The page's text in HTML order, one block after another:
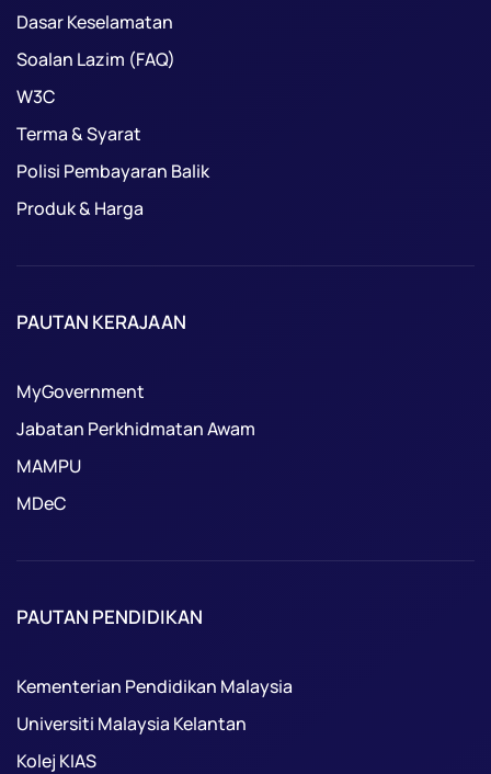
Dasar Keselamatan
Soalan Lazim (FAQ)
W3C
Terma & Syarat
Polisi Pembayaran Balik
Produk & Harga
PAUTAN KERAJAAN
MyGovernment
Jabatan Perkhidmatan Awam
MAMPU
MDeC
PAUTAN PENDIDIKAN
Kementerian Pendidikan Malaysia
Universiti Malaysia Kelantan
Kolej KIAS